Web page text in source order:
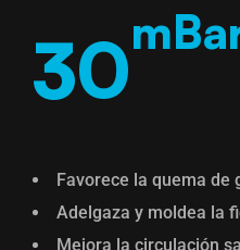
30
Favorece la quema de
Adelgaza y moldea la
Mejora la circulación